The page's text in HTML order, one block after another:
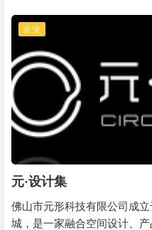
元·设计集
佛山市元形科技有限公司成
城，是一家融合空间设计、
企业